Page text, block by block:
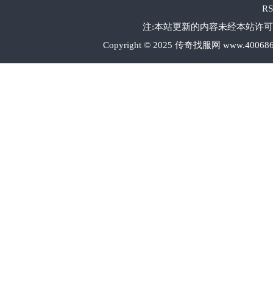
注:本站更新的内容未经本站许
Copyright © 2025 传奇找服网